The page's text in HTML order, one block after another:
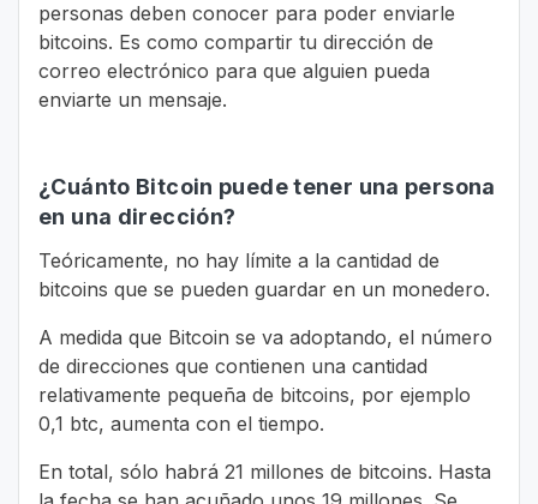
personas deben conocer para poder enviarle
bitcoins. Es como compartir tu dirección de
correo electrónico para que alguien pueda
enviarte un mensaje.
¿Cuánto Bitcoin puede tener una persona
en una dirección?
Teóricamente, no hay límite a la cantidad de
bitcoins que se pueden guardar en un monedero.
A medida que Bitcoin se va adoptando, el número
de direcciones que contienen una cantidad
relativamente pequeña de bitcoins, por ejemplo
0,1 btc, aumenta con el tiempo.
En total, sólo habrá 21 millones de bitcoins. Hasta